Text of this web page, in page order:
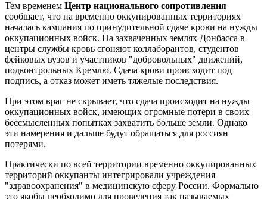
Тем временем Центр национального сопротивления
сообщает, что на временно оккупированных территориях
началась кампания по принудительной сдаче крови на нужды
оккупационных войск. На захваченных землях Донбасса в
центры службы кровь сгоняют коллаборантов, студентов
фейковых вузов и участников "добровольных" движений,
подконтрольных Кремлю. Сдача крови происходит под
подпись, а отказ может иметь тяжелые последствия.
При этом враг не скрывает, что сдача происходит на нужды
оккупационных войск, имеющих огромные потери в своих
бессмысленных попытках захватить больше земли. Однако
эти намерения и дальше будут обращаться для россиян
потерями.
Практически по всей территории временно оккупированных
территорий оккупанты интегрировали учреждения
"здравоохранения" в медицинскую сферу России. Формально
это якобы необходимо для проведения так называемых